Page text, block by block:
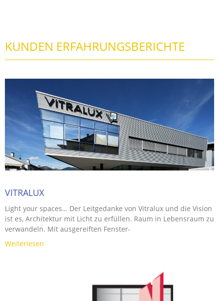
KUNDEN ERFAHRUNGSBERICHTE
VITRALUX
Light your spaces… Der Leitgedanke von Vitralux und die Vision
ist es, Architektur mit Licht zu erfüllen. Raum in Lebensraum zu
verwandeln. Mit ausgereiften Fenster-
Weiterlesen